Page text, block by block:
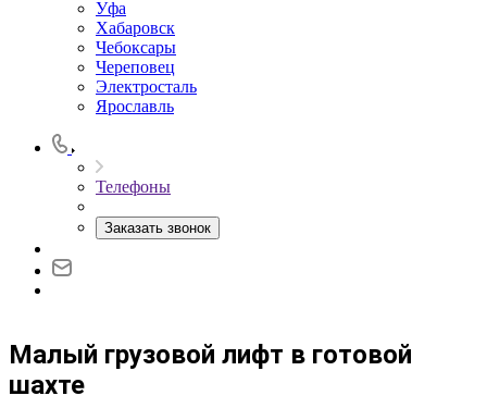
Уфа
Хабаровск
Чебоксары
Череповец
Электросталь
Ярославль
Телефоны
Заказать звонок
Малый грузовой лифт в готовой
шахте